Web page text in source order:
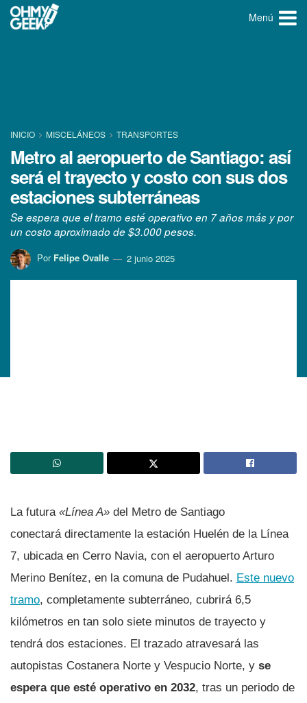
Menú
INICIO MISCELÁNEOS TRANSPORTES
Metro al aeropuerto de Santiago: así
será el trayecto y costo con sus dos
estaciones subterráneas
Se espera que el tramo esté operativo en 7 años más y por
un costo aproximado de $3.000 pesos.
Por Felipe Ovalle 2 junio 2025
La futura «Línea A» del Metro de Santiago
conectará directamente la estación Huelén de la Línea
7, ubicada en Cerro Navia, con el aeropuerto Arturo
Merino Benítez, en la comuna de Pudahuel. Este nuevo
tramo, completamente subterráneo, cubrirá 6,5
kilómetros en tan solo siete minutos de trayecto y
tendrá dos estaciones. El trazado atravesará las
autopistas Costanera Norte y Vespucio Norte, y se
espera que esté operativo en 2032, tras un periodo de